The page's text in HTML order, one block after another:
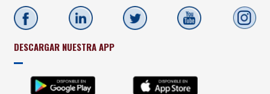
DESCARGAR NUESTRA APP